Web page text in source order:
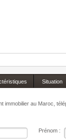
Situation
immobilier au Maroc,
Prénom :